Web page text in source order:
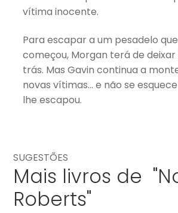
vítima inocente.
Para escapar a um pesadelo
começou, Morgan terá de
trás. Mas Gavin continua a
novas vítimas… e não se
lhe escapou.
SUGESTÕES
Mais livros de
Roberts"